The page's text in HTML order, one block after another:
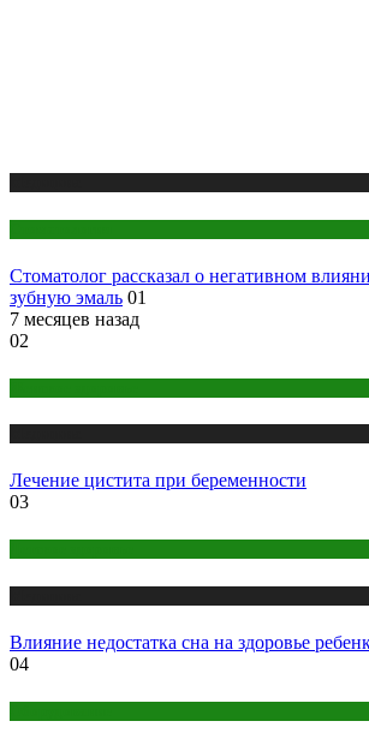
Стоматолог рассказал о негативном
зубную эмаль 01
7 месяцев назад
02
Лечение цистита при беременности
03
Влияние недостатка сна на здоровье
04